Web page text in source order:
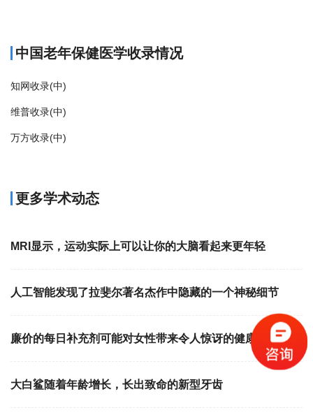
中国老年保健医学收录情况
知网收录(中)
维普收录(中)
万方收录(中)
更多学术动态
MRI显示，运动实际上可以让你的大脑看起来更年轻
人工智能发现了拉斐尔著名杰作中隐藏的一个神秘细节
廉价的每日补充剂可能对女性带来令人惊讶的健康益处
大白鲨随着年龄增长，长出致命的新型牙齿